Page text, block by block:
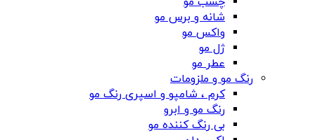
شانه‌ و برس مو
واکس مو
ژل مو
عطر مو
رنگ مو و ملزومات
کرم ، شامپو و اسپری رنگ مو
رنگ مو و ابرو
بی رنگ کننده مو